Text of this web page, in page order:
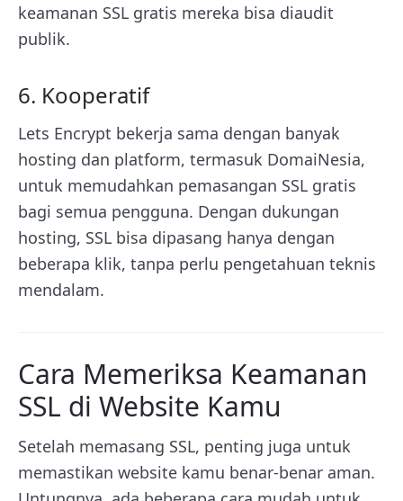
keamanan SSL gratis mereka bisa diaudit
publik.
6. Kooperatif
Lets Encrypt bekerja sama dengan banyak
hosting dan platform, termasuk DomaiNesia,
untuk memudahkan pemasangan SSL gratis
bagi semua pengguna. Dengan dukungan
hosting, SSL bisa dipasang hanya dengan
beberapa klik, tanpa perlu pengetahuan teknis
mendalam.
Cara Memeriksa Keamanan
SSL di Website Kamu
Setelah memasang SSL, penting juga untuk
memastikan website kamu benar-benar aman.